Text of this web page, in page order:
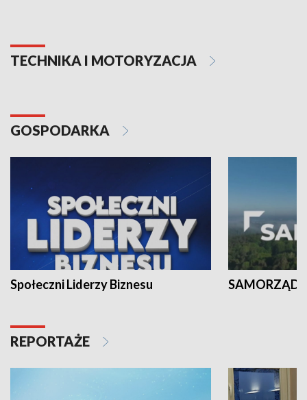
TECHNIKA I MOTORYZACJA
GOSPODARKA
Społeczni Liderzy Biznesu SAMORZĄD
REPORTAŻE